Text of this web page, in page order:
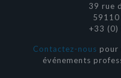
39 rue
59110
+33 (0)
Contactez-nous pour
événements